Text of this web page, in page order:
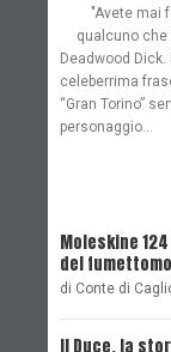
"Avete mai
qualcuno che
Deadwood
celeberrima
“Gran Torino”
personaggio...
Moleskine
del
di Conte di
Il Duce, la